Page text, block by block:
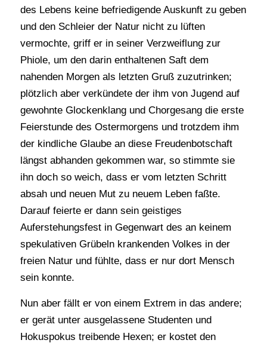
des Lebens keine befriedigende Auskunft zu geben
und den Schleier der Natur nicht zu lüften
vermochte, griff er in seiner Verzweiflung zur
Phiole, um den darin enthaltenen Saft dem
nahenden Morgen als letzten Gruß zuzutrinken;
plötzlich aber verkündete der ihm von Jugend auf
gewohnte Glockenklang und Chorgesang die erste
Feierstunde des Ostermorgens und trotzdem ihm
der kindliche Glaube an diese Freudenbotschaft
längst abhanden gekommen war, so stimmte sie
ihn doch so weich, dass er vom letzten Schritt
absah und neuen Mut zu neuem Leben faßte.
Darauf feierte er dann sein geistiges
Auferstehungsfest in Gegenwart des an keinem
spekulativen Grübeln krankenden Volkes in der
freien Natur und fühlte, dass er nur dort Mensch
sein konnte.
Nun aber fällt er von einem Extrem in das andere;
er gerät unter ausgelassene Studenten und
Hokuspokus treibende Hexen; er kostet den